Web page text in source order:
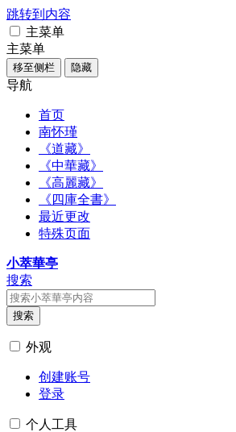
跳转到内容
主菜单
主菜单
移至侧栏 隐藏
导航
首页
南怀瑾
《道藏》
《中華藏》
《高麗藏》
《四庫全書》
最近更改
特殊页面
小萃華亭
搜索
搜索
外观
创建账号
登录
个人工具